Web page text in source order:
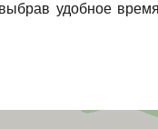
удобное